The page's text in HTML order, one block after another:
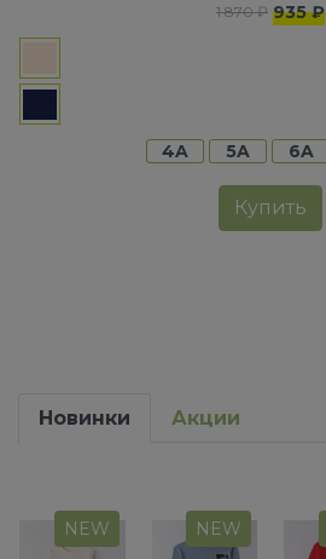
1 870 ₽ 935 ₽
4A 5A 6A
Купить
Новинки Акции
NEW NEW